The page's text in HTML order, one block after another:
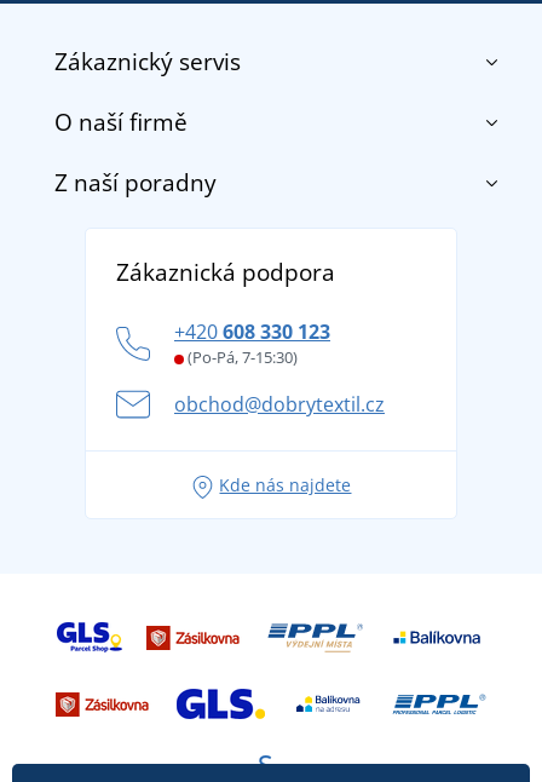
Zákaznický servis
Kontakt
Doprava a platba
Vrácení zboží a reklamace
Potisk a výšivka
Věrnostní program BONTIS +
O naší firmě
O nás
DobrýTextil pro firmy a organizace
Z naší poradny
tradicí od roku 1976
Letní dobrodružství začíná balením aneb připravte
se na dovolenou bez starostí
Zákaznická podpora
+420608 330 123
(Po-Pá, 7-15:30)
obchod@dobrytextil.cz
Kde nás najdete